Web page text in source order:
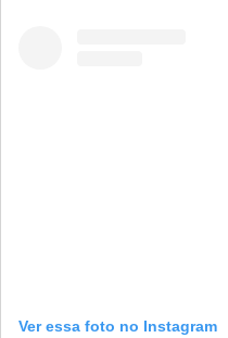
Ver essa foto no Instagram